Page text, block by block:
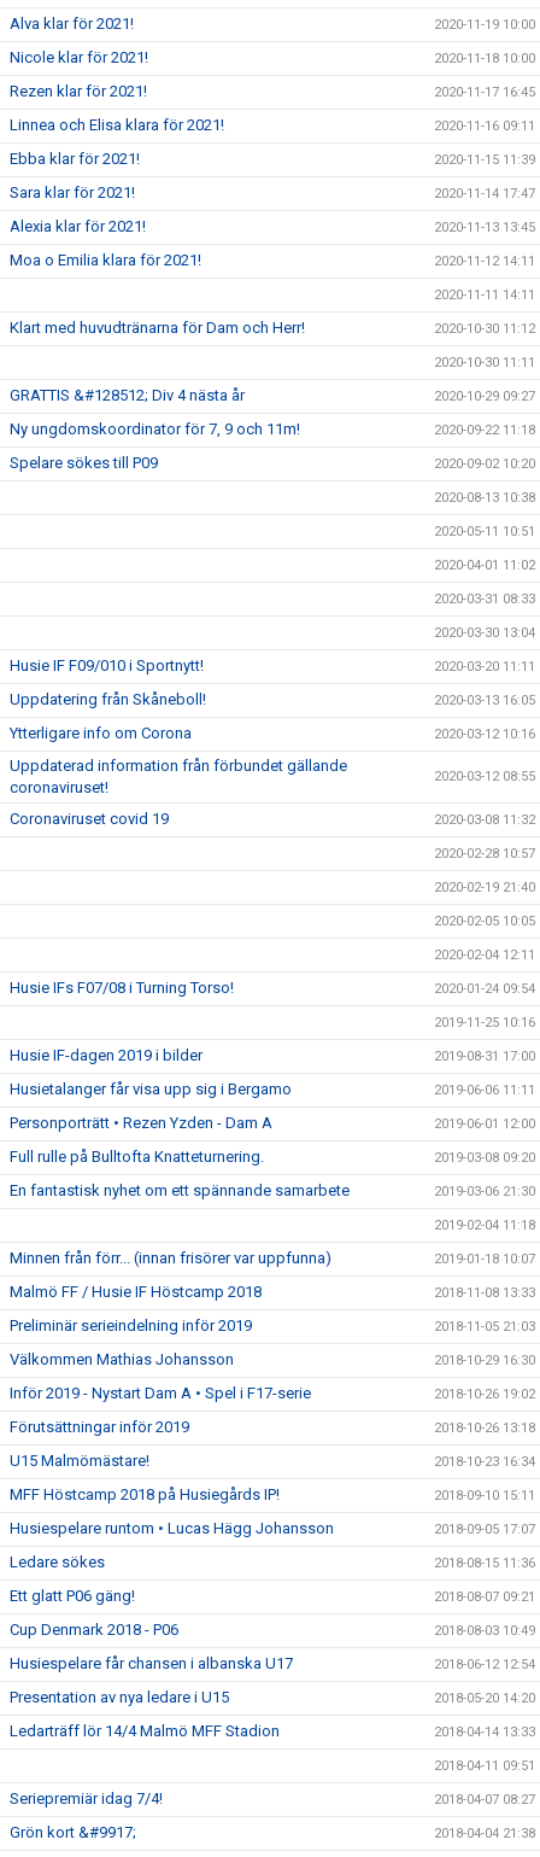
Alva klar för 2021! 2020-11-19 10:00
Nicole klar för 2021! 2020-11-18 10:00
Rezen klar för 2021! 2020-11-17 16:45
Linnea och Elisa klara för 2021! 2020-11-16 09:11
Ebba klar för 2021! 2020-11-15 11:39
Sara klar för 2021! 2020-11-14 17:47
Alexia klar för 2021! 2020-11-13 13:45
Moa o Emilia klara för 2021! 2020-11-12 14:11
2020-11-11 14:11
Klart med huvudtränarna för Dam och Herr! 2020-10-30 11:12
2020-10-30 11:11
GRATTIS &#128512; Div 4 nästa år 2020-10-29 09:27
Ny ungdomskoordinator för 7, 9 och 11m! 2020-09-22 11:18
Spelare sökes till P09 2020-09-02 10:20
2020-08-13 10:38
2020-05-11 10:51
2020-04-01 11:02
2020-03-31 08:33
2020-03-30 13:04
Husie IF F09/010 i Sportnytt! 2020-03-20 11:11
Uppdatering från Skåneboll! 2020-03-13 16:05
Ytterligare info om Corona 2020-03-12 10:16
Uppdaterad information från förbundet gällande
coronaviruset!
2020-03-12 08:55
Coronaviruset covid 19 2020-03-08 11:32
2020-02-28 10:57
2020-02-19 21:40
2020-02-05 10:05
2020-02-04 12:11
Husie IFs F07/08 i Turning Torso! 2020-01-24 09:54
2019-11-25 10:16
Husie IF-dagen 2019 i bilder 2019-08-31 17:00
Husietalanger får visa upp sig i Bergamo 2019-06-06 11:11
Personporträtt • Rezen Yzden - Dam A 2019-06-01 12:00
Full rulle på Bulltofta Knatteturnering. 2019-03-08 09:20
En fantastisk nyhet om ett spännande samarbete 2019-03-06 21:30
2019-02-04 11:18
Minnen från förr... (innan frisörer var uppfunna) 2019-01-18 10:07
Malmö FF / Husie IF Höstcamp 2018 2018-11-08 13:33
Preliminär serieindelning inför 2019 2018-11-05 21:03
Välkommen Mathias Johansson 2018-10-29 16:30
Inför 2019 - Nystart Dam A • Spel i F17-serie 2018-10-26 19:02
Förutsättningar inför 2019 2018-10-26 13:18
U15 Malmömästare! 2018-10-23 16:34
MFF Höstcamp 2018 på Husiegårds IP! 2018-09-10 15:11
Husiespelare runtom • Lucas Hägg Johansson 2018-09-05 17:07
Ledare sökes 2018-08-15 11:36
Ett glatt P06 gäng! 2018-08-07 09:21
Cup Denmark 2018 - P06 2018-08-03 10:49
Husiespelare får chansen i albanska U17 2018-06-12 12:54
Presentation av nya ledare i U15 2018-05-20 14:20
Ledarträff lör 14/4 Malmö MFF Stadion 2018-04-14 13:33
2018-04-11 09:51
Seriepremiär idag 7/4! 2018-04-07 08:27
Grön kort &#9917; 2018-04-04 21:38